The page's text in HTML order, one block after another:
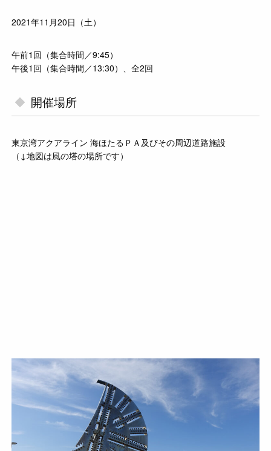
2021年11月20日（土）
午前1回（集合時間／9:45）
午後1回（集合時間／13:30）、全2回
開催場所
東京湾アクアライン 海ほたるＰＡ及びその周辺道路施設
（↓地図は風の塔の場所です）